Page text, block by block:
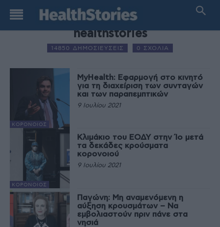
AUTHOR NAME
healthstories
14850 ΔΗΜΟΣΙΕΥΣΕΙΣ 0 ΣΧΟΛΙΑ
ΚΟΡΟΝΟΙΌΣ
MyHealth: Εφαρμογή στο κινητό
για τη διαχείριση των συνταγών
και των παραπεμπτικών
9 Ιουλίου 2021
ΚΟΡΟΝΟΙΌΣ
Κλιμάκιο του ΕΟΔΥ στην Ίο μετά
τα δεκάδες κρούσματα
κορονοιού
9 Ιουλίου 2021
Παγώνη: Μη αναμενόμενη η
αύξηση κρουσμάτων – Να
εμβολιαστούν πριν πάνε στα
νησιά